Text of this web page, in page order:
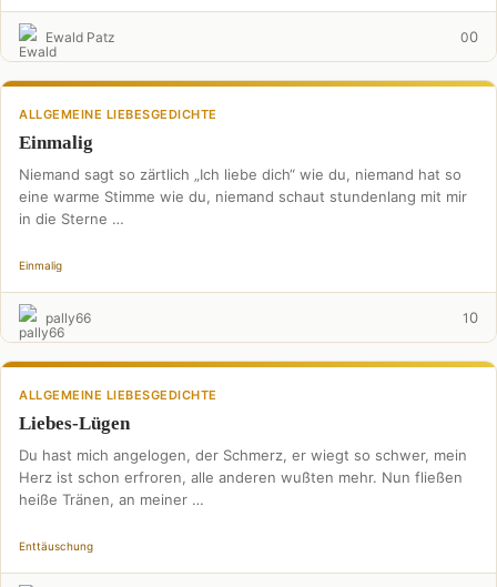
Ewald Patz 00
ALLGEMEINE LIEBESGEDICHTE
Einmalig
Niemand sagt so zärtlich „Ich liebe dich“ wie du, niemand hat so
eine warme Stimme wie du, niemand schaut stundenlang mit mir
in die Sterne …
Einmalig
pally66 10
ALLGEMEINE LIEBESGEDICHTE
Liebes-Lügen
Du hast mich angelogen, der Schmerz, er wiegt so schwer, mein
Herz ist schon erfroren, alle anderen wußten mehr. Nun fließen
heiße Tränen, an meiner …
Enttäuschung